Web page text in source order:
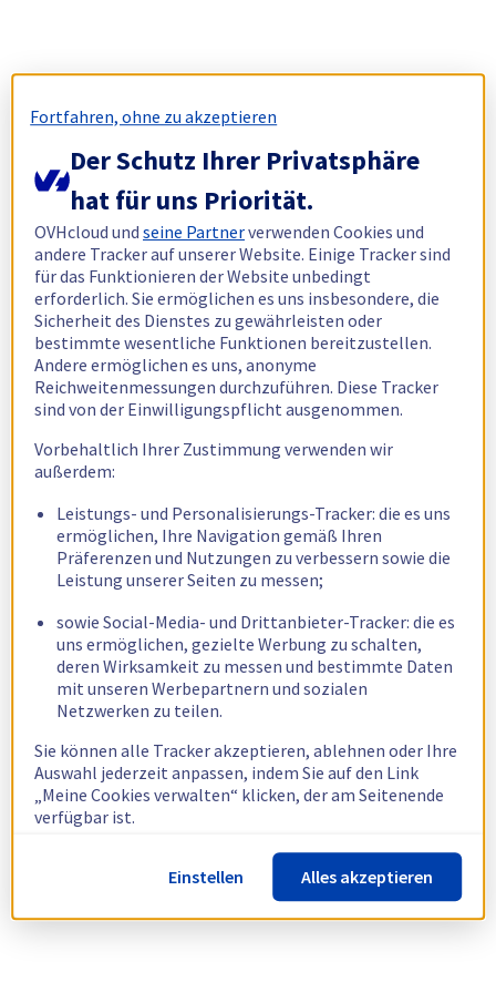
Fortfahren, ohne zu akzeptieren
Der Schutz Ihrer Privatsphäre
hat für uns Priorität.
OVHcloud undseine Partnerverwenden Cookies und
andere Tracker auf unserer Website. Einige Tracker sind
für das Funktionieren der Website unbedingt
erforderlich. Sie ermöglichen es uns insbesondere, die
Sicherheit des Dienstes zu gewährleisten oder
bestimmte wesentliche Funktionen bereitzustellen.
Andere ermöglichen es uns, anonyme
Reichweitenmessungen durchzuführen. Diese Tracker
sind von der Einwilligungspflicht ausgenommen.
Vorbehaltlich Ihrer Zustimmung verwenden wir
außerdem:
Leistungs- und Personalisierungs-Tracker: die es uns
ermöglichen, Ihre Navigation gemäß Ihren
Präferenzen und Nutzungen zu verbessern sowie die
Leistung unserer Seiten zu messen;
sowie Social-Media- und Drittanbieter-Tracker: die es
uns ermöglichen, gezielte Werbung zu schalten,
deren Wirksamkeit zu messen und bestimmte Daten
mit unseren Werbepartnern und sozialen
Netzwerken zu teilen.
Sie können alle Tracker akzeptieren, ablehnen oder Ihre
Auswahl jederzeit anpassen, indem Sie auf den Link
„Meine Cookies verwalten“ klicken, der am Seitenende
verfügbar ist.
Weitere Informationen finden Sie in unsererRichtlinie
zur Verwendung von Cookies.
Einstellen Alles akzeptieren